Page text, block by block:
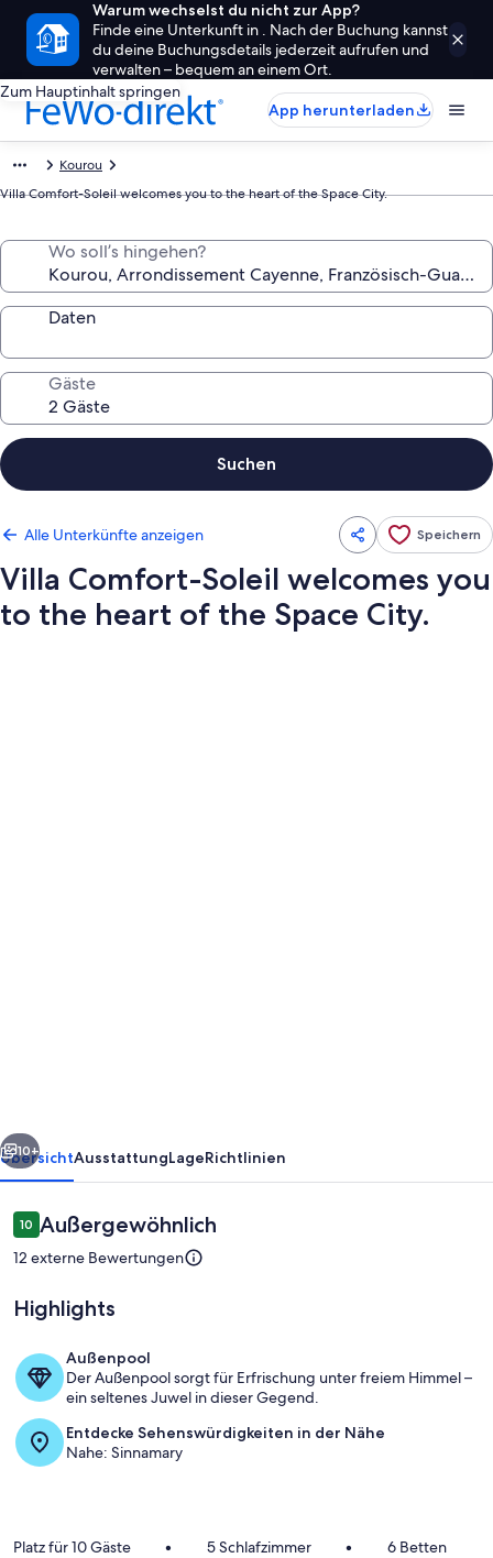
Warum wechselst du nicht zur App?
Finde eine Unterkunft in . Nach der Buchung kannst
du deine Buchungsdetails jederzeit aufrufen und
verwalten – bequem an einem Ort.
Zum Hauptinhalt springen
App herunterladen
Kourou
Villa Comfort-Soleil welcomes you to the heart of the Space City.
Wo soll’s hingehen?
Daten
Gäste
Suchen
Alle Unterkünfte anzeigen Speichern
Villa Comfort-Soleil welcomes you
to the heart of the Space City.
the
heart
of
the
City.
Wohnbereich
Weiter
10+
ÜbersichtAusstattungLageRichtlinien
Bewertungen
1010 von 10.
Außergewöhnlich
12 externe Bewertungen
Highlights
Außenpool
Der Außenpool sorgt für Erfrischung unter freiem Himmel –
ein seltenes Juwel in dieser Gegend.
Entdecke Sehenswürdigkeiten in der Nähe
Nahe: Sinnamary
Platz für 10 Gäste • 5 Schlafzimmer • 6 Betten